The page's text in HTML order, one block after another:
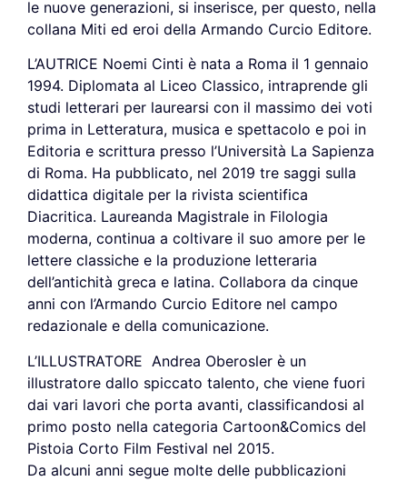
le nuove generazioni, si inserisce, per questo, nella
collana Miti ed eroi della Armando Curcio Editore.
L’AUTRICE Noemi Cinti è nata a Roma il 1 gennaio
1994. Diplomata al Liceo Classico, intraprende gli
studi letterari per laurearsi con il massimo dei voti
prima in Letteratura, musica e spettacolo e poi in
Editoria e scrittura presso l’Università La Sapienza
di Roma. Ha pubblicato, nel 2019 tre saggi sulla
didattica digitale per la rivista scientifica
Diacritica. Laureanda Magistrale in Filologia
moderna, continua a coltivare il suo amore per le
lettere classiche e la produzione letteraria
dell’antichità greca e latina. Collabora da cinque
anni con l’Armando Curcio Editore nel campo
redazionale e della comunicazione.
L’ILLUSTRATORE Andrea Oberosler è un
illustratore dallo spiccato talento, che viene fuori
dai vari lavori che porta avanti, classificandosi al
primo posto nella categoria Cartoon&Comics del
Pistoia Corto Film Festival nel 2015.
Da alcuni anni segue molte delle pubblicazioni